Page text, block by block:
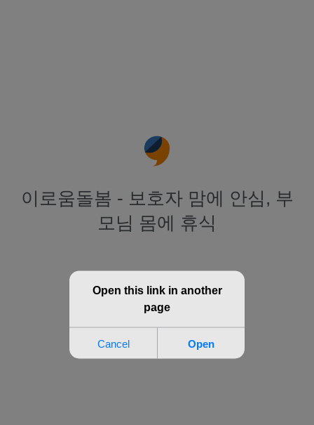
이로움돌봄 - 보호자 맘에 안심, 부
모님 몸에 휴식